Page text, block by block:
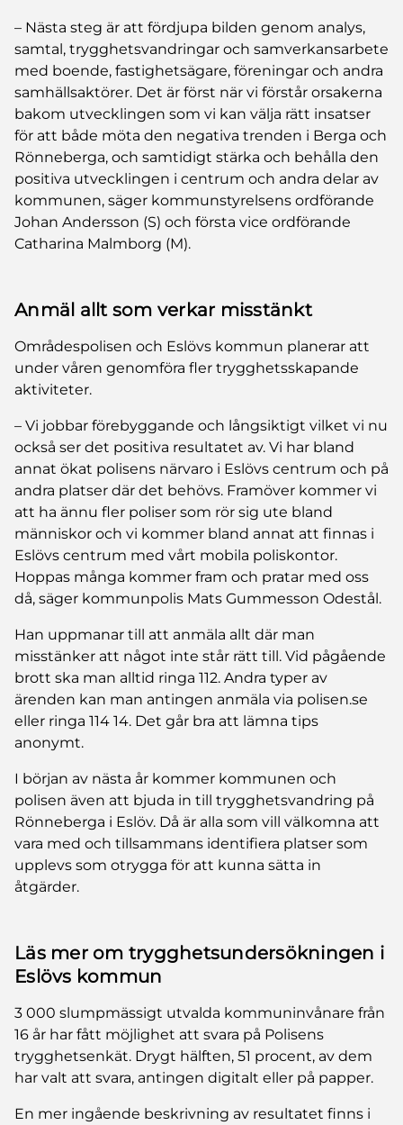
– Nästa steg är att fördjupa bilden genom analys,
samtal, trygghetsvandringar och samverkansarbete
med boende, fastighetsägare, föreningar och andra
samhällsaktörer. Det är först när vi förstår orsakerna
bakom utvecklingen som vi kan välja rätt insatser
för att både möta den negativa trenden i Berga och
Rönneberga, och samtidigt stärka och behålla den
positiva utvecklingen i centrum och andra delar av
kommunen, säger kommunstyrelsens ordförande
Johan Andersson (S) och första vice ordförande
Catharina Malmborg (M).
Anmäl allt som verkar misstänkt
Områdespolisen och Eslövs kommun planerar att
under våren genomföra fler trygghetsskapande
aktiviteter.
– Vi jobbar förebyggande och långsiktigt vilket vi nu
också ser det positiva resultatet av. Vi har bland
annat ökat polisens närvaro i Eslövs centrum och på
andra platser där det behövs. Framöver kommer vi
att ha ännu fler poliser som rör sig ute bland
människor och vi kommer bland annat att finnas i
Eslövs centrum med vårt mobila poliskontor.
Hoppas många kommer fram och pratar med oss
då, säger kommunpolis Mats Gummesson Odestål.
Han uppmanar till att anmäla allt där man
misstänker att något inte står rätt till. Vid pågående
brott ska man alltid ringa 112. Andra typer av
ärenden kan man antingen anmäla via polisen.se
eller ringa 114 14. Det går bra att lämna tips
anonymt.
I början av nästa år kommer kommunen och
polisen även att bjuda in till trygghetsvandring på
Rönneberga i Eslöv. Då är alla som vill välkomna att
vara med och tillsammans identifiera platser som
upplevs som otrygga för att kunna sätta in
åtgärder.
Läs mer om trygghetsundersökningen i
Eslövs kommun
3 000 slumpmässigt utvalda kommuninvånare från
16 år har fått möjlighet att svara på Polisens
trygghetsenkät. Drygt hälften, 51 procent, av dem
har valt att svara, antingen digitalt eller på papper.
En mer ingående beskrivning av resultatet finns i